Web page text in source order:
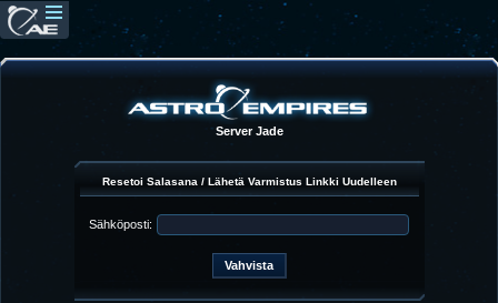
Server Jade
Resetoi Salasana / Lähetä Varmistus Linkki Uudelleen
Sähköposti: